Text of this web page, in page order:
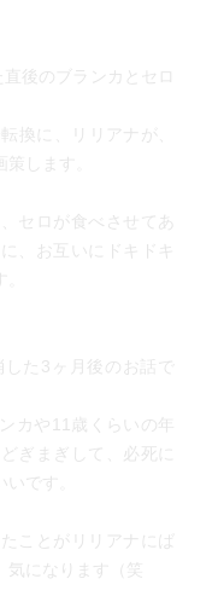
後のブランカとセロ
換に、リリアナが、
します。
セロが食べさせてあ
、お互いにドキドキ
た3ヶ月後のお話で
カや11歳くらいの年
ぎまぎして、必死に
です。
ことがリリアナにば
気になります（笑